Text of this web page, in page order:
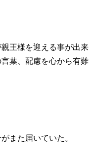
王様を迎える事が出来
葉、配慮を心から有難
また届いていた。